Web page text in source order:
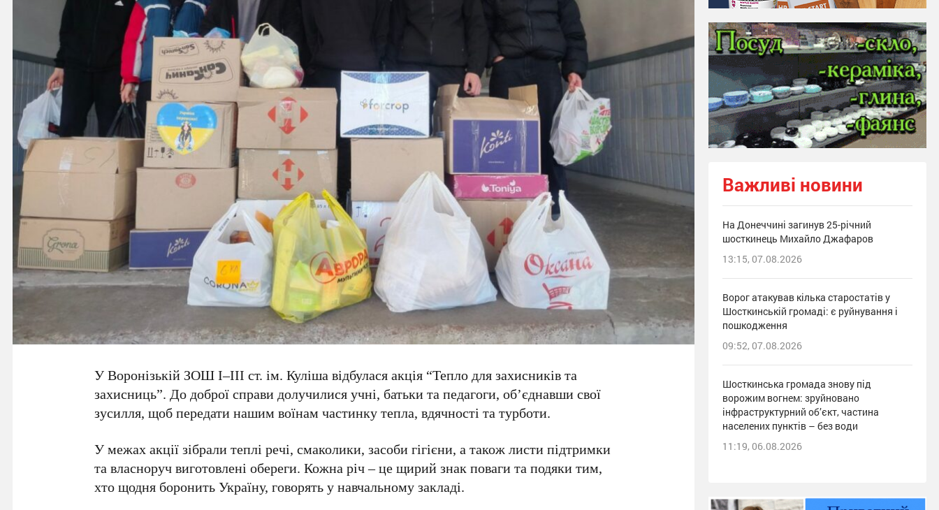
У Воронізькій ЗОШ І–ІІІ ст. ім. Куліша відбулася акція “Тепло для захисників та
захисниць”. До доброї справи долучилися учні, батьки та педагоги, об’єднавши свої
зусилля, щоб передати нашим воїнам частинку тепла, вдячності та турботи.
У межах акції зібрали теплі речі, смаколики, засоби гігієни, а також листи підтримки
та власноруч виготовлені обереги. Кожна річ – це щирий знак поваги та подяки тим,
хто щодня боронить Україну, говорять у навчальному закладі.
Важливі новини
На Донеччині загинув 25-річний
шосткинець Михайло Джафаров
13:15, 07.08.2026
Ворог атакував кілька старостатів у
Шосткинській громаді: є руйнування і
пошкодження
09:52, 07.08.2026
Шосткинська громада знову під
ворожим вогнем: зруйновано
інфраструктурний об’єкт, частина
населених пунктів – без води
11:19, 06.08.2026